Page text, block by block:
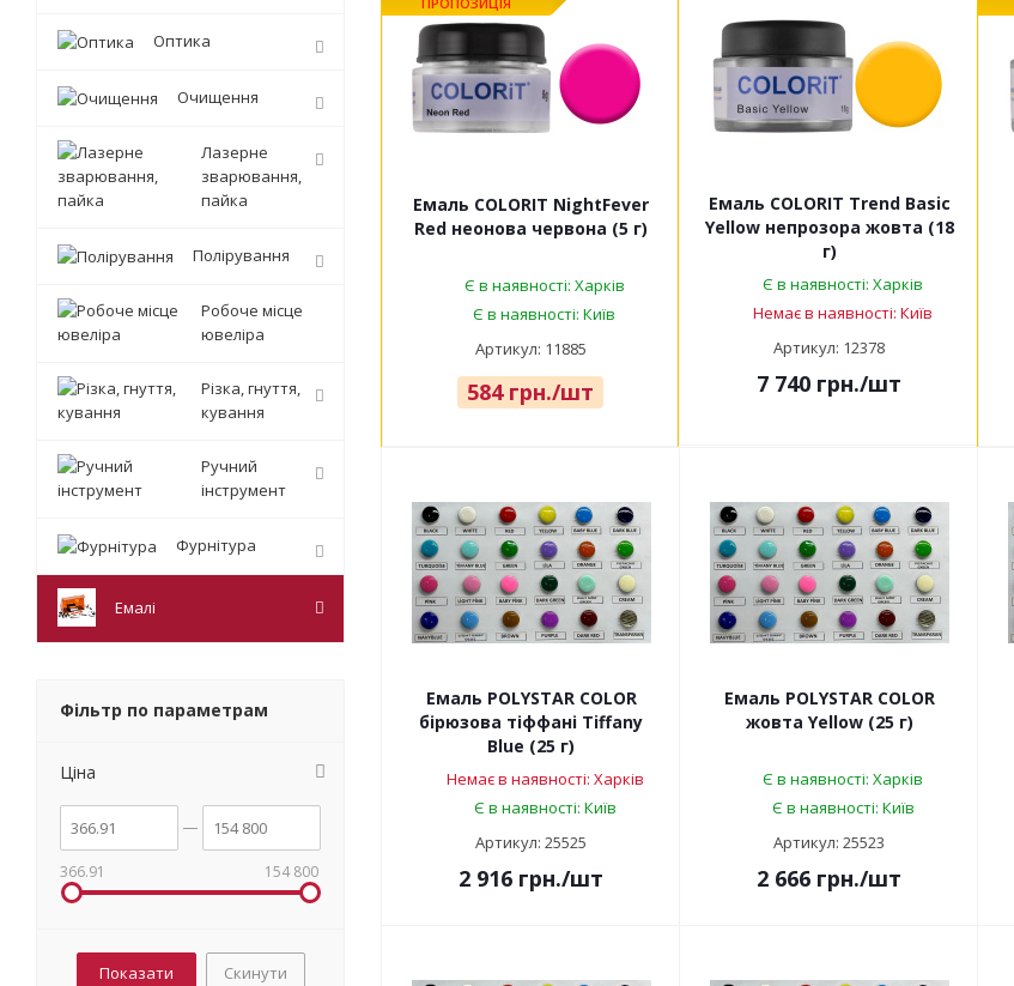
Емаль COLORIT NightFever
Red неонова червона (5 г)
Є в наявності: Харків
Є в наявності: Київ
Артикул: 11885
584грн./шт
Емаль COLORIT Trend Basic
Yellow непрозора жовта (18
г)
Є в наявності: Харків
Немає в наявності: Київ
Артикул: 12378
7 740 грн./шт
Емаль POLYSTAR COLOR
бірюзова тіффані Tiffany
Blue (25 г)
Немає в наявності: Харків
Є в наявності: Київ
Артикул: 25525
2 916 грн./шт
Емаль POLYSTAR COLOR
жовта Yellow (25 г)
Є в наявності: Харків
Є в наявності: Київ
Артикул: 25523
2 666 грн./шт
Оптика
Очищення
Лазерне
зварювання,
пайка
Полірування
Робоче місце
ювеліра
Різка, гнуття,
кування
Ручний
інструмент
Фурнітура
Емалі
Фільтр по параметрам
Ціна
366.91 154 800
Скинути